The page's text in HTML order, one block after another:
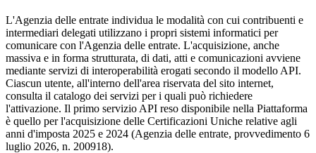
L'Agenzia delle entrate individua le modalità con cui contribuenti e
intermediari delegati utilizzano i propri sistemi informatici per
comunicare con l'Agenzia delle entrate. L'acquisizione, anche
massiva e in forma strutturata, di dati, atti e comunicazioni avviene
mediante servizi di interoperabilità erogati secondo il modello API.
Ciascun utente, all'interno dell'area riservata del sito internet,
consulta il catalogo dei servizi per i quali può richiedere
l'attivazione. Il primo servizio API reso disponibile nella Piattaforma
è quello per l'acquisizione delle Certificazioni Uniche relative agli
anni d'imposta 2025 e 2024 (Agenzia delle entrate, provvedimento 6
luglio 2026, n. 200918).